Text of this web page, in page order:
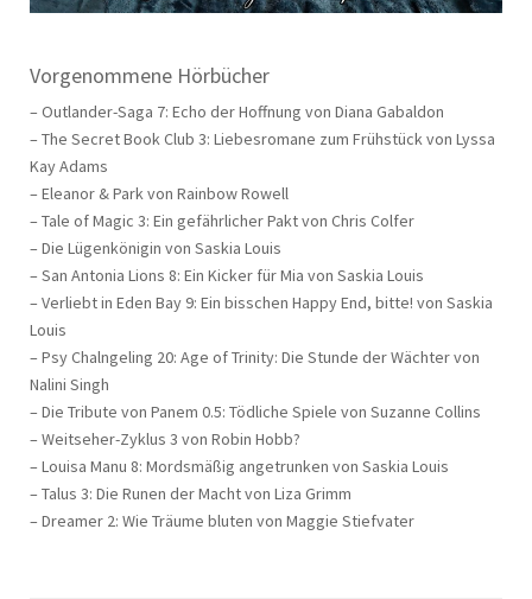
Vorgenommene Hörbücher
– Outlander-Saga 7: Echo der Hoffnung von Diana Gabaldon
– The Secret Book Club 3: Liebesromane zum Frühstück von Lyssa
Kay Adams
– Eleanor & Park von Rainbow Rowell
– Tale of Magic 3: Ein gefährlicher Pakt von Chris Colfer
– Die Lügenkönigin von Saskia Louis
– San Antonia Lions 8: Ein Kicker für Mia von Saskia Louis
– Verliebt in Eden Bay 9: Ein bisschen Happy End, bitte! von Saskia
Louis
– Psy Chalngeling 20: Age of Trinity: Die Stunde der Wächter von
Nalini Singh
– Die Tribute von Panem 0.5: Tödliche Spiele von Suzanne Collins
– Weitseher-Zyklus 3 von Robin Hobb?
– Louisa Manu 8: Mordsmäßig angetrunken von Saskia Louis
– Talus 3: Die Runen der Macht von Liza Grimm
– Dreamer 2: Wie Träume bluten von Maggie Stiefvater